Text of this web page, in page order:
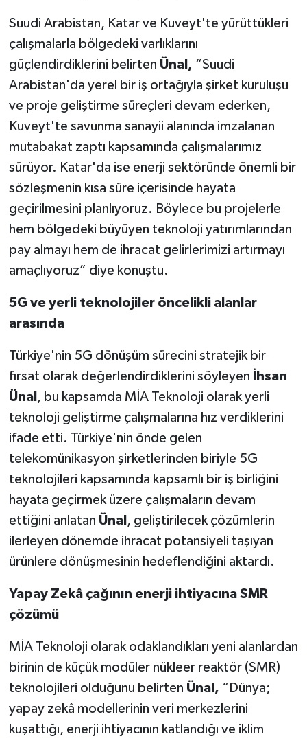
Suudi Arabistan, Katar ve Kuveyt'te yürüttükleri
çalışmalarla bölgedeki varlıklarını
güçlendirdiklerini belirten Ünal, “Suudi
Arabistan'da yerel bir iş ortağıyla şirket kuruluşu
ve proje geliştirme süreçleri devam ederken,
Kuveyt'te savunma sanayii alanında imzalanan
mutabakat zaptı kapsamında çalışmalarımız
sürüyor. Katar'da ise enerji sektöründe önemli bir
sözleşmenin kısa süre içerisinde hayata
geçirilmesini planlıyoruz. Böylece bu projelerle
hem bölgedeki büyüyen teknoloji yatırımlarından
pay almayı hem de ihracat gelirlerimizi artırmayı
amaçlıyoruz” diye konuştu.
5G ve yerli teknolojiler öncelikli alanlar
arasında
Türkiye'nin 5G dönüşüm sürecini stratejik bir
fırsat olarak değerlendirdiklerini söyleyen
İhsan
Ünal , bu kapsamda MİA Teknoloji olarak yerli
teknoloji geliştirme çalışmalarına hız verdiklerini
ifade etti. Türkiye'nin önde gelen
telekomünikasyon şirketlerinden biriyle 5G
teknolojileri kapsamında kapsamlı bir iş birliğini
hayata geçirmek üzere çalışmaların devam
ettiğini anlatan Ünal , geliştirilecek çözümlerin
ilerleyen dönemde ihracat potansiyeli taşıyan
ürünlere dönüşmesinin hedeflendiğini aktardı.
Yapay Zekâ çağının enerji ihtiyacına SMR
çözümü
MİA Teknoloji olarak odaklandıkları yeni alanlardan
birinin de küçük modüler nükleer reaktör (SMR)
teknolojileri olduğunu belirten Ünal, “Dünya;
yapay zekâ modellerinin veri merkezlerini
kuşattığı, enerji ihtiyacının katlandığı ve iklim